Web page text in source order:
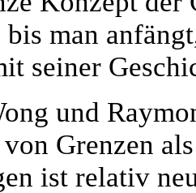
man
seiner
und
Grenzen
ist relativ